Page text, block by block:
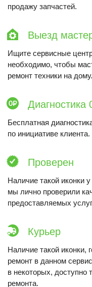
продажу запчастей.
Выезд
Ищите сервисные
необходимо, чтобы
ремонт техники на дому.
Диагностика
Бесплатная
по инициативе клиента.
Проверен
Наличие такой иконки
мы лично проверили
предоставляемых
Курьер
Наличие такой иконки,
ремонт в данном
в некоторых, доступно
ремонта.